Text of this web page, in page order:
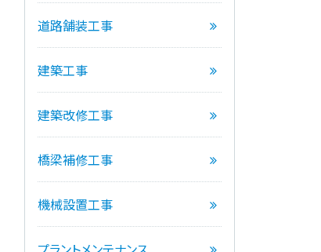
道路舗装工事
建築工事
建築改修工事
橋梁補修工事
機械設置工事